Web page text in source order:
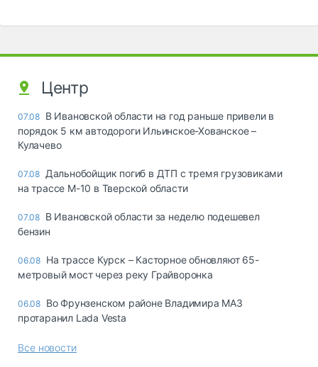
Центр
07.08 В Ивановской области на год раньше привели в
порядок 5 км автодороги Ильинское-Хованское –
Кулачево
07.08 Дальнобойщик погиб в ДТП с тремя грузовиками
на трассе М-10 в Тверской области
07.08 В Ивановской области за неделю подешевел
бензин
06.08 На трассе Курск – Касторное обновляют 65-
метровый мост через реку Грайворонка
06.08 Во Фрунзенском районе Владимира МАЗ
протаранил Lada Vesta
Все новости